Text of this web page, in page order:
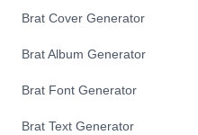
Brat Cover Generator
Brat Album Generator
Brat Font Generator
Brat Text Generator